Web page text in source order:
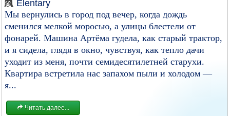
Elentary
Мы вернулись в город под вечер, когда дождь
сменился мелкой моросью, а улицы блестели от
фонарей. Машина Артёма гудела, как старый трактор,
и я сидела, глядя в окно, чувствуя, как тепло дачи
уходит из меня, почти семидесятилетней старухи.
Квартира встретила нас запахом пыли и холодом —
я...
Читать далее...